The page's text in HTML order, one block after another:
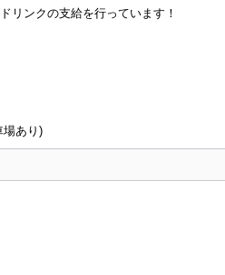
リンクの支給を行っています！
場あり)